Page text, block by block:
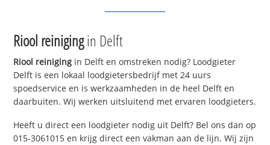
Riool reinigingin Delft
Riool reiniging in Delft en omstreken nodig? Loodgieter
Delft is een lokaal loodgietersbedrijf met 24 uurs
spoedservice en is werkzaamheden in de heel Delft en
daarbuiten. Wij werken uitsluitend met ervaren loodgieters.
Heeft u direct een loodgieter nodig uit Delft? Bel ons dan op
015-3061015 en krijg direct een vakman aan de lijn. Wij zijn